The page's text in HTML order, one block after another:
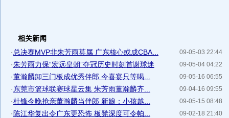
相关新闻
09-05-03 22:44
·总决赛MVP非朱芳雨莫属 广东核心或成CBA...
09-05-04 04:22
·朱芳雨力保“宏远皇朝”夺冠历史时刻首谢球迷
09-05-16 06:55
·董瀚麟卸三门板成优秀伴郎 今喜宴只等喝...
09-04-16 09:55
·东莞市篮球联赛球星云集 朱芳雨董瀚麟齐...
09-05-15 08:48
·杜锋今晚抢亲董瀚麟当伴郎 新娘：小孩越...
09-02-18 21:40
· 陈江华复出令广东更恐怖 板凳深度可令帕...